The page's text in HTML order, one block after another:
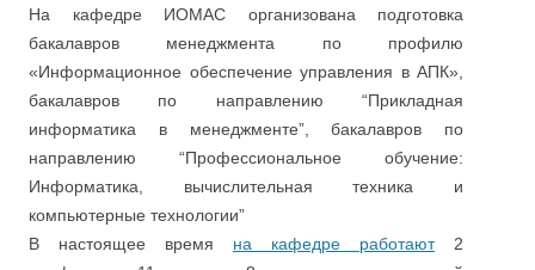
На кафедре ИОМАС организована подготовка
бакалавров менеджмента по профилю
«Информационное обеспечение управления в АПК»,
бакалавров по направлению “Прикладная
информатика в менеджменте”, бакалавров по
направлению “Профессиональное обучение:
Информатика, вычислительная техника и
компьютерные технологии”
В настоящее время на кафедре работают2